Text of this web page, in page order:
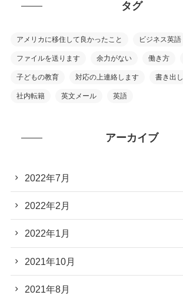
タグ
アメリカに移住して良かったこと ビジネス英語
ファイルを送ります 余力がない 働き方
子どもの教育 対応の上連絡します 書き出し
社内転籍 英文メール 英語
アーカイブ
2022年7月
2022年2月
2022年1月
2021年10月
2021年8月